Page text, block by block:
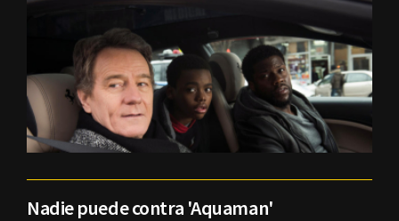
Nadie puede contra 'Aquaman'